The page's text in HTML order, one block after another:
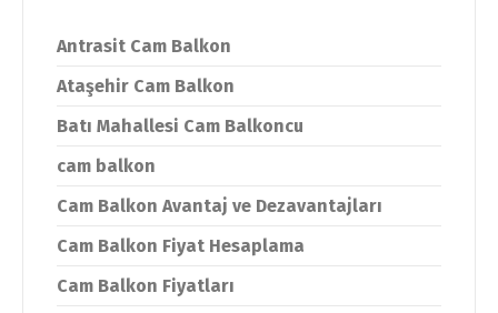
Antrasit Cam Balkon
Ataşehir Cam Balkon
Batı Mahallesi Cam Balkoncu
cam balkon
Cam Balkon Avantaj ve Dezavantajları
Cam Balkon Fiyat Hesaplama
Cam Balkon Fiyatları